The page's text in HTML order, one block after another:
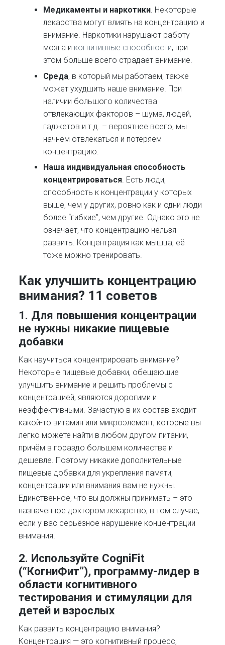
Медикаменты и наркотики. Некоторые
лекарства могут влиять на концентрацию и
внимание. Наркотики нарушают работу
мозга и когнитивные способности, при
этом больше всего страдает внимание.
Среда, в который мы работаем, также
может ухудшить наше внимание. При
наличии большого количества
отвлекающих факторов – шума, людей,
гаджетов и т.д. – вероятнее всего, мы
начнём отвлекаться и потеряем
концентрацию.
Наша индивидуальная способность
концентрироваться. Есть люди,
способность к концентрации у которых
выше, чем у других, ровно как и одни люди
более “гибкие”, чем другие. Однако это не
означает, что концентрацию нельзя
развить. Концентрация как мышца, её
тоже можно тренировать.
Как улучшить концентрацию
внимания? 11 советов
1. Для повышения концентрации
не нужны никакие пищевые
добавки
Как научиться концентрировать внимание?
Некоторые пищевые добавки, обещающие
улучшить внимание и решить проблемы с
концентрацией, являются дорогими и
неэффективными. Зачастую в их состав входит
какой-то витамин или микроэлемент, которые вы
легко можете найти в любом другом питании,
причём в гораздо большем количестве и
дешевле. Поэтому никакие дополнительные
пищевые добавки для укрепления памяти,
концентрации или внимания вам не нужны.
Единственное, что вы должны принимать – это
назначенное доктором лекарство, в том случае,
если у вас серьёзное нарушение концентрации
внимания.
2. Используйте CogniFit
(“КогниФит”), программу-лидер в
области когнитивного
тестирования и стимуляции для
детей и взрослых
Как развить концентрацию внимания?
Концентрация — это когнитивный процесс,